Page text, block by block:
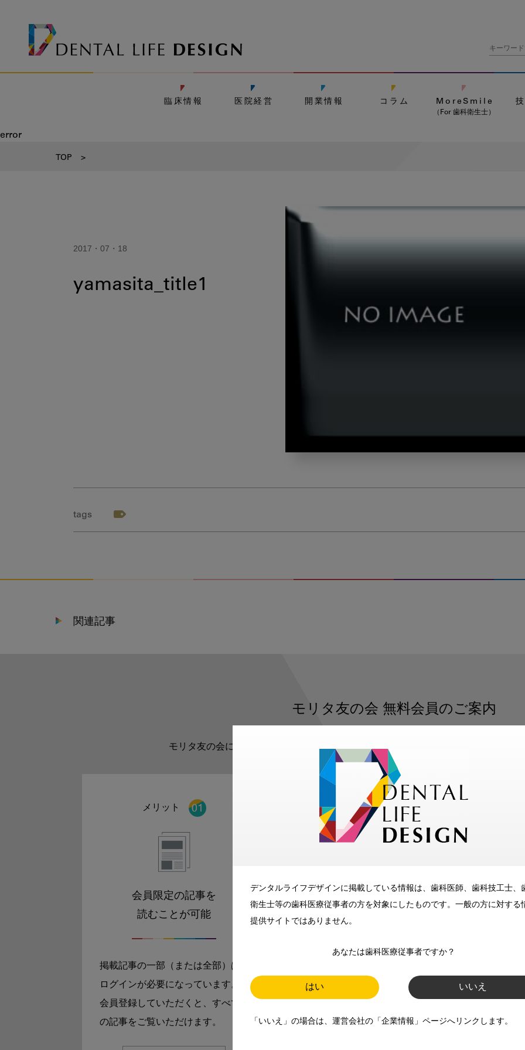
デンタルライフデザインに掲載している情報は、歯科医師、歯科技工士、
衛生士等の歯科医療従事者の方を対象にしたものです。一般の方に対する
提供サイトではありません。
あなたは歯科医療従事者ですか？
はい いいえ
「いいえ」の場合は、運営会社の「企業情報」ページへリンクします。
臨床情報 医院経営 開業情報 コラム MoreSmile
（For 歯科衛生士）
error
TOP >
2017・07・18
yamasita_title1
tags
関連記事
モリタ友の会 無料会員のご案内
モリタ友の会に登録いただくと、デンタルライフデザインをもっと便利にご利用い
メリット
会員限定の記事を
読むことが可能
掲載記事の一部（または全部）は
ログインが必要になっています。
会員登録していただくと、すべて
の記事をご覧いただけます。
メリット
メールマガジンでお届け
師、歯科衛生士、歯科技工士）に
お届けします。